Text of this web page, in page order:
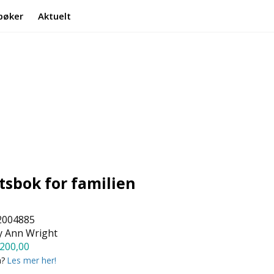
Aktuelt
for familien
Ann Wright
200,00
Les mer her!